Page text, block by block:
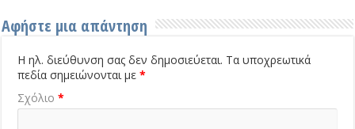
Αφήστε μια απάντηση
Η ηλ. διεύθυνση σας δεν δημοσιεύεται. Τα υποχρεωτικά
πεδία σημειώνονται με*
Σχόλιο*